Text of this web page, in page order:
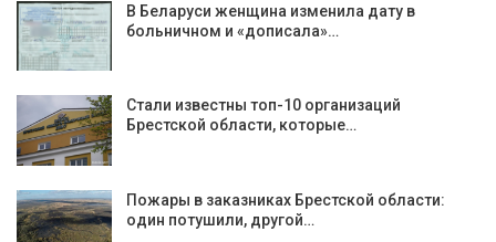
В Беларуси женщина изменила дату в
больничном и «дописала»…
Стали известны топ-10 организаций
Брестской области, которые…
Пожары в заказниках Брестской области:
один потушили, другой…